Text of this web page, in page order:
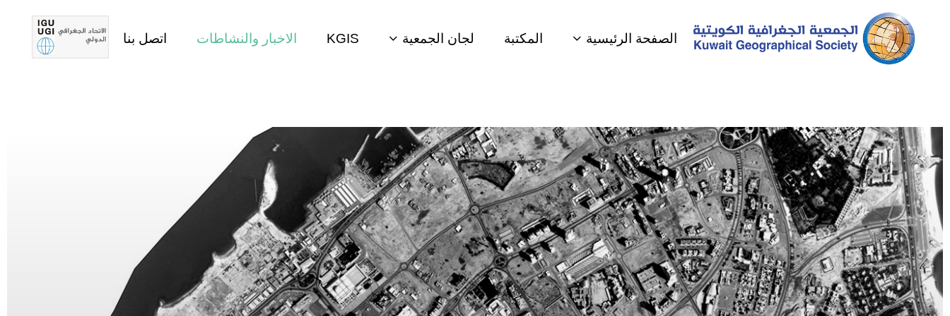
الصفحة الرئيسية المكتبة لجان الجمعية KGIS الاخبار والنشاطات اتصل بنا